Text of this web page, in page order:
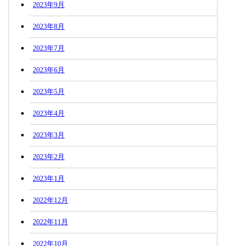
2023年9月
2023年8月
2023年7月
2023年6月
2023年5月
2023年4月
2023年3月
2023年2月
2023年1月
2022年12月
2022年11月
2022年10月